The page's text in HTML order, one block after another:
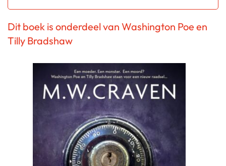
Dit boek is onderdeel van Washington Poe en
Tilly Bradshaw